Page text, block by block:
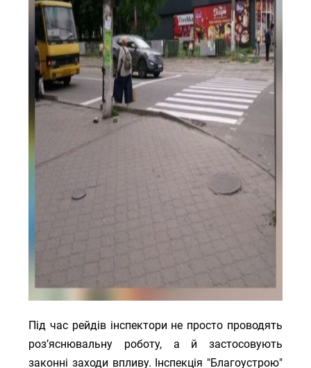
​Під час рейдів інспектори не просто проводять
роз’яснювальну роботу, а й застосовують
законні заходи впливу. Інспекція "Благоустрою"